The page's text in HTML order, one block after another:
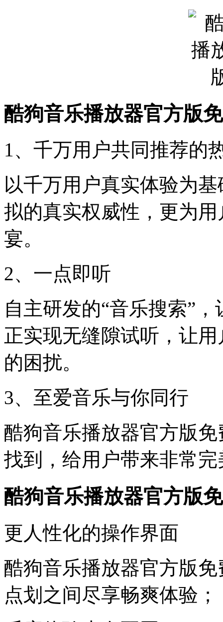
酷狗音乐播放器官方版
1、千万用户共同推荐的
以千万用户真实体验为
拟的真实权威性，更为
宴。
2、一点即听
自主研发的“音乐搜索”
正实现无缝隙试听，让
的困扰。
3、至爱音乐与你同行
酷狗音乐播放器官方版
找到，给用户带来非常
酷狗音乐播放器官方版
更人性化的操作界面
酷狗音乐播放器官方版
点划之间尽享畅爽体验；